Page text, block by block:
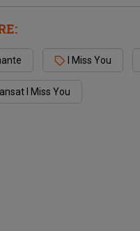
I Miss You
I Miss You